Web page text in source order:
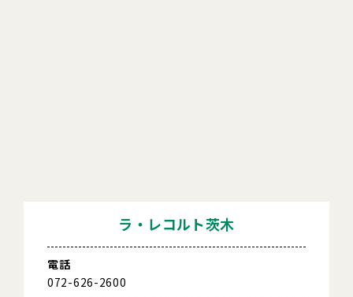
ラ・レコルト茨木
電話
072-626-2600